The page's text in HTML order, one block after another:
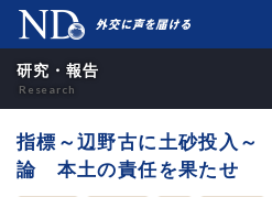
研究・報告
指標～辺野古に土砂投入～
論 本土の責任を果たせ